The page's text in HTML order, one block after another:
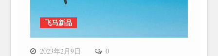
飞马新品
2023年2月9日 0